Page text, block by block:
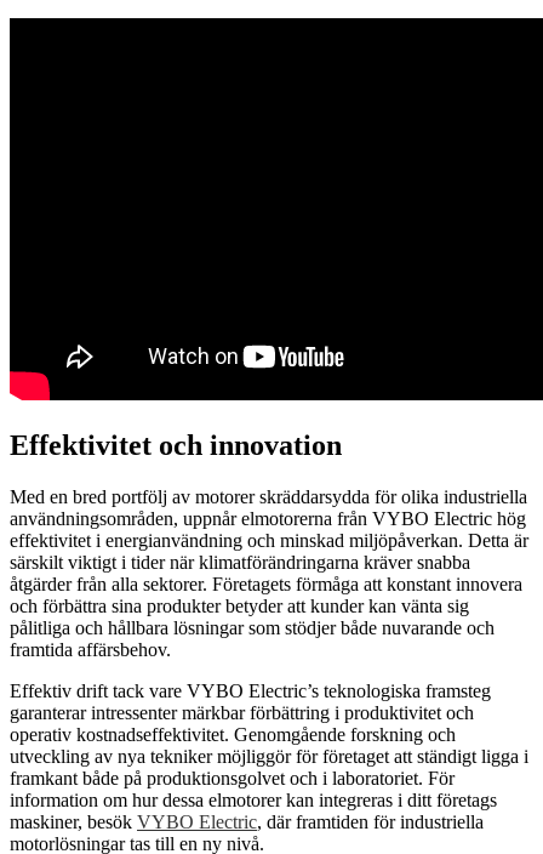
Effektivitet och innovation
Med en bred portfölj av motorer skräddarsydda för olika industriella
användningsområden, uppnår elmotorerna från VYBO Electric hög
effektivitet i energianvändning och minskad miljöpåverkan. Detta är
särskilt viktigt i tider när klimatförändringarna kräver snabba
åtgärder från alla sektorer. Företagets förmåga att konstant innovera
och förbättra sina produkter betyder att kunder kan vänta sig
pålitliga och hållbara lösningar som stödjer både nuvarande och
framtida affärsbehov.
Effektiv drift tack vare VYBO Electric’s teknologiska framsteg
garanterar intressenter märkbar förbättring i produktivitet och
operativ kostnadseffektivitet. Genomgående forskning och
utveckling av nya tekniker möjliggör för företaget att ständigt ligga i
framkant både på produktionsgolvet och i laboratoriet. För
information om hur dessa elmotorer kan integreras i ditt företags
maskiner, besök VYBO Electric, där framtiden för industriella
motorlösningar tas till en ny nivå.